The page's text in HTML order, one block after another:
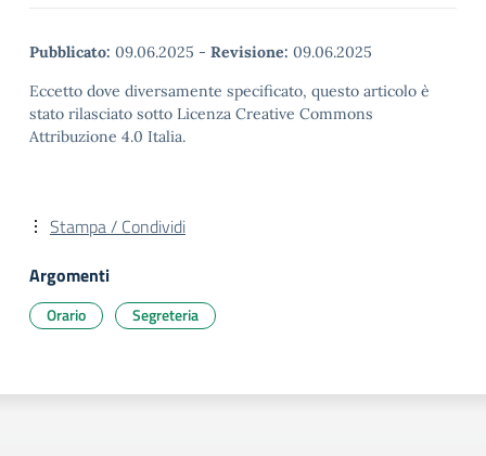
Pubblicato: 09.06.2025 - Revisione: 09.06.2025
Eccetto dove diversamente specificato, questo articolo è
stato rilasciato sotto Licenza Creative Commons
Attribuzione 4.0 Italia.
Stampa / Condividi
Argomenti
Orario Segreteria